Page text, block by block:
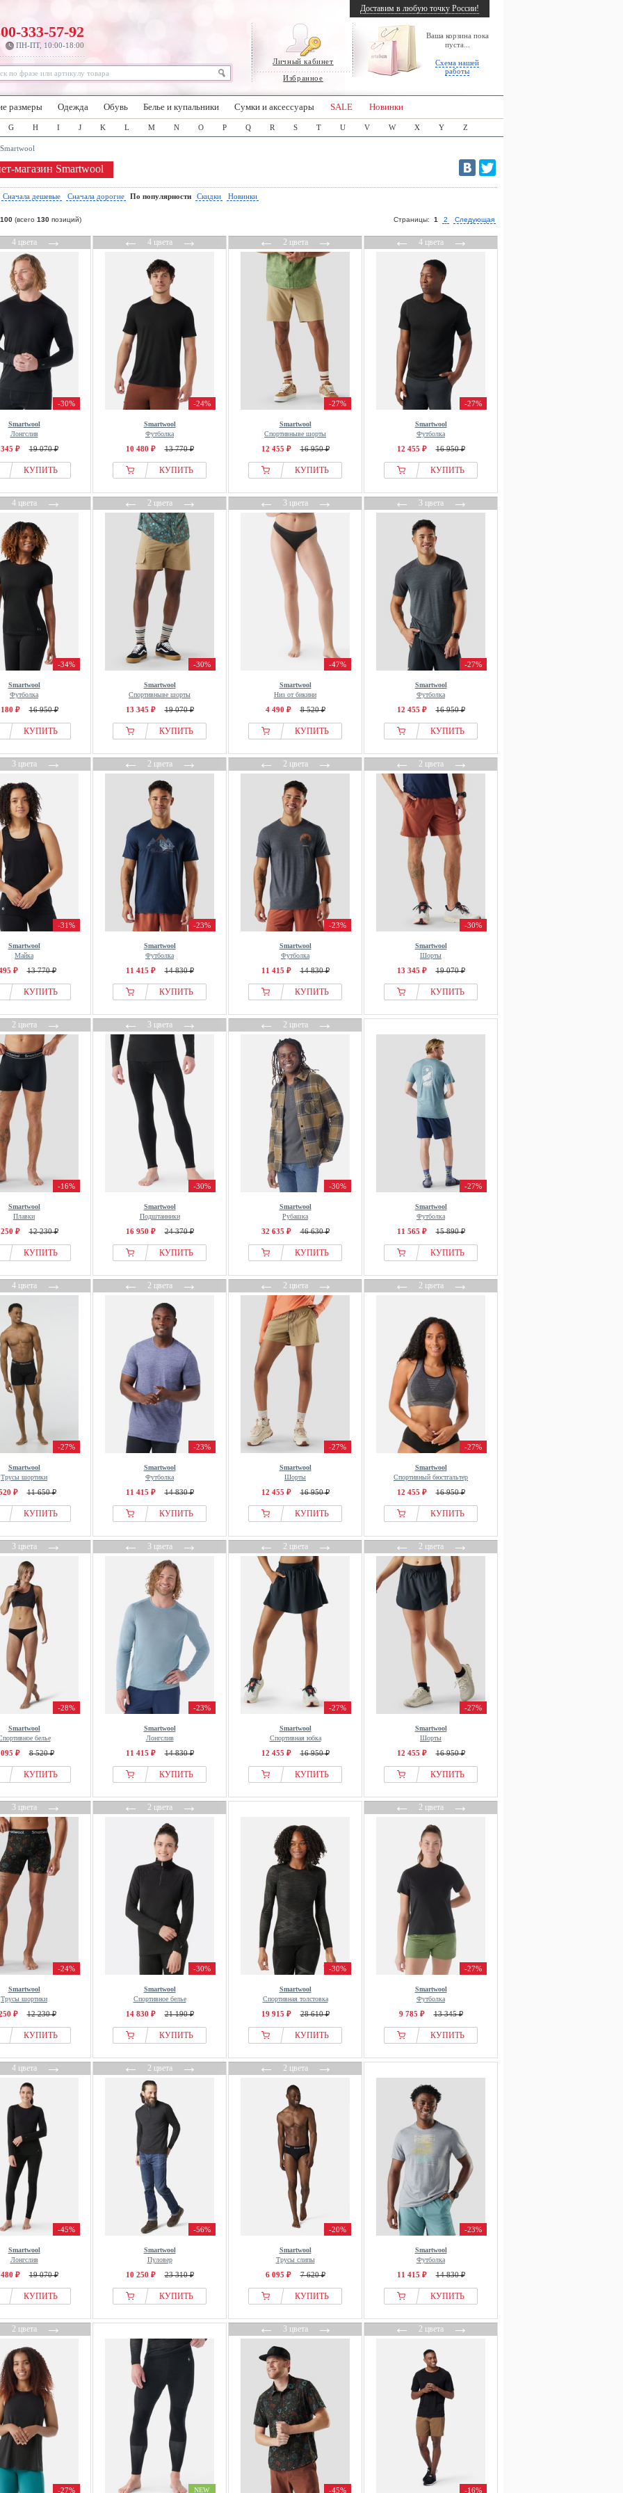
Личный кабинет
Избранное
Ваша корзина пока
пуста...
Схема нашей
работы
333-57-92
ПН-ПТ, 10:00-18:00
Доставим в любую точку России!
размеры Одежда Обувь Белье и купальники Сумки и аксессуары SALE Новинки
G H I J K L M N O P Q R S T U V W X Y Z
Smartwool
магазин Smartwool
Сначала дешевые Сначала дорогие По популярности Скидки Новинки
100 (всего 130 позиций) Страницы: 1 2 Следующая
4 цвета→
-30%
Smartwool
Лонгслив
₽ 19 070 ₽
КУПИТЬ
←4 цвета→
-24%
Smartwool
Футболка
10 480 ₽ 13 770 ₽
КУПИТЬ
←2 цвета→
-27%
Smartwool
Спортивныве шорты
12 455 ₽ 16 950 ₽
КУПИТЬ
←4 цвета→
-27%
Smartwool
Футболка
12 455 ₽ 16 950 ₽
КУПИТЬ
4 цвета→
-34%
Smartwool
Футболка
₽ 16 950 ₽
КУПИТЬ
←2 цвета→
-30%
Smartwool
Спортивныве шорты
13 345 ₽ 19 070 ₽
КУПИТЬ
←3 цвета→
-47%
Smartwool
Низ от бикини
4 490 ₽ 8 520 ₽
КУПИТЬ
←3 цвета→
-27%
Smartwool
Футболка
12 455 ₽ 16 950 ₽
КУПИТЬ
3 цвета→
-31%
Smartwool
Майка
₽ 13 770 ₽
КУПИТЬ
←2 цвета→
-23%
Smartwool
Футболка
11 415 ₽ 14 830 ₽
КУПИТЬ
←2 цвета→
-23%
Smartwool
Футболка
11 415 ₽ 14 830 ₽
КУПИТЬ
←2 цвета→
-30%
Smartwool
Шорты
13 345 ₽ 19 070 ₽
КУПИТЬ
2 цвета→
-16%
Smartwool
Плавки
₽ 12 230 ₽
КУПИТЬ
←3 цвета→
-30%
Smartwool
Подштанники
16 950 ₽ 24 370 ₽
КУПИТЬ
←2 цвета→
-30%
Smartwool
Рубашка
32 635 ₽ 46 630 ₽
КУПИТЬ
-27%
Smartwool
Футболка
11 565 ₽ 15 890 ₽
КУПИТЬ
4 цвета→
-27%
Smartwool
Трусы шортики
₽ 11 650 ₽
КУПИТЬ
←2 цвета→
-23%
Smartwool
Футболка
11 415 ₽ 14 830 ₽
КУПИТЬ
←2 цвета→
-27%
Smartwool
Шорты
12 455 ₽ 16 950 ₽
КУПИТЬ
←2 цвета→
-27%
Smartwool
Спортивный бюстгальтер
12 455 ₽ 16 950 ₽
КУПИТЬ
3 цвета→
-28%
Smartwool
белье
₽ 8 520 ₽
КУПИТЬ
←3 цвета→
-23%
Smartwool
Лонгслив
11 415 ₽ 14 830 ₽
КУПИТЬ
←2 цвета→
-27%
Smartwool
Спортивная юбка
12 455 ₽ 16 950 ₽
КУПИТЬ
←2 цвета→
-27%
Smartwool
Шорты
12 455 ₽ 16 950 ₽
КУПИТЬ
3 цвета→
-24%
Smartwool
Трусы шортики
₽ 12 230 ₽
КУПИТЬ
←2 цвета→
-30%
Smartwool
Спортивное белье
14 830 ₽ 21 190 ₽
КУПИТЬ
-30%
Smartwool
Спортивная толстовка
19 915 ₽ 28 610 ₽
КУПИТЬ
←2 цвета→
-27%
Smartwool
Футболка
9 785 ₽ 13 345 ₽
КУПИТЬ
4 цвета→
-45%
Smartwool
Лонгслив
₽ 19 070 ₽
КУПИТЬ
←2 цвета→
-56%
Smartwool
Пуловер
10 250 ₽ 23 310 ₽
КУПИТЬ
←2 цвета→
-20%
Smartwool
Трусы слипы
6 095 ₽ 7 620 ₽
КУПИТЬ
-23%
Smartwool
Футболка
11 415 ₽ 14 830 ₽
КУПИТЬ
2 цвета→
-27% NEW
←3 цвета→
-45%
←2 цвета→
-16%